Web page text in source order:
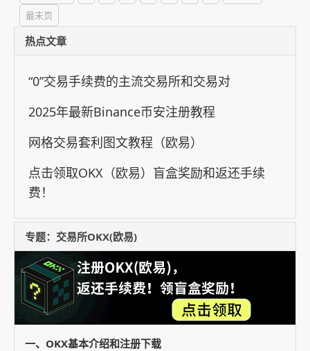
最末页
热点文章
“0”交易手续费的主流交易所和交易对
2025年最新Binance币安注册教程
网格交易套利图文教程（欧易）
点击领取OKX（欧易）盲盒奖励和返还手续
费！
专题：交易所OKX(欧易)
一、OKX基本介绍和注册下载